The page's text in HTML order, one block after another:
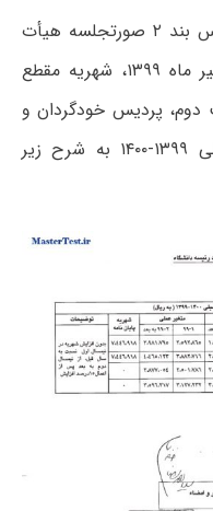
بر اساس بند ۲ صورتجلسه هیأت
رئیسه دانشگاه تهران به تاریخ ۹ تیر ماه ۱۳۹۹، شهریه مقطع
دوم، پردیس‌ خودگردان و
آموزش الکترونیکی در سال تحصیلی ۱۳۹۹-۱۴۰۰ به شرح زیر